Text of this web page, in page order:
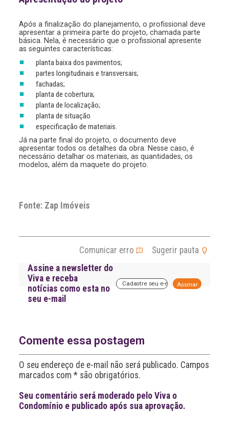
Após a finalização do planejamento, o profissional deve
apresentar a primeira parte do projeto, chamada parte
básica. Nela, é necessário que o profissional apresente
as seguintes características:
planta baixa dos pavimentos;
partes longitudinais e transversais;
fachadas;
planta de cobertura;
planta de localização;
planta de situação
especificação de materiais.
Já na parte final do projeto, o documento deve
apresentar todos os detalhes da obra. Nesse caso, é
necessário detalhar os materiais, as quantidades, os
modelos, além da maquete do projeto.
Fonte: Zap Imóveis
Comunicar erro
Sugerir pauta
Assine a newsletter do
Viva e receba
notícias como esta no
seu e-mail
i
v
Comente essa postagem
O seu endereço de e-mail não será publicado. Campos
marcados com * são obrigatórios.
Seu comentário será moderado pelo Viva o
Condomínio e publicado após sua aprovação.